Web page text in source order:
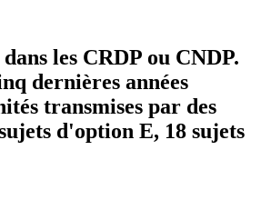
les CRDP ou CNDP.
dernières années
transmises par des
d'option E, 18 sujets